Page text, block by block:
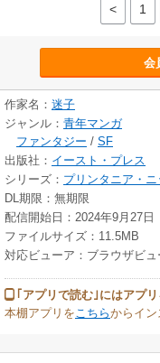
< 1
会
作家名： 迷子
ジャンル： 青年マンガ
ファンタジー / SF
出版社： イースト・プレス
シリーズ： プリンタニア・ニ
DL期限：無期限
配信開始日：2024年9月27日
ファイルサイズ：11.5MB
対応ビューア：ブラウザビュ
｢アプリで読む｣にはアプ
本棚アプリを こちらからイ